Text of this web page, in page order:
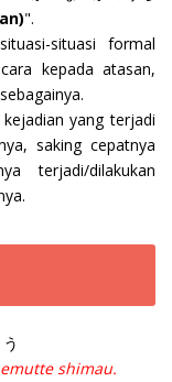
".
situasi formal
kepada atasan,
yang terjadi
saking cepatnya
terjadi/dilakukan
shimau.